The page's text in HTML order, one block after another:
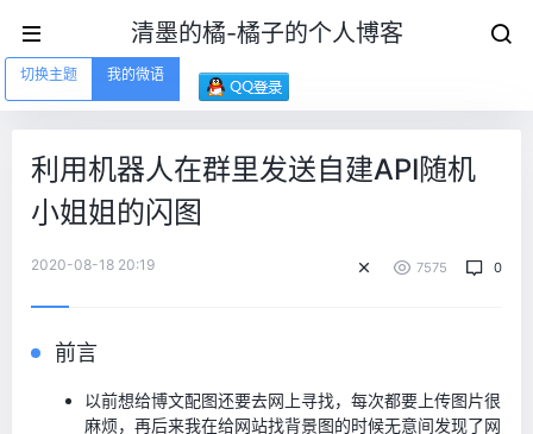
清墨的橘-橘子的个人博客
切换主题 我的微语
利用机器人在群里发送自建API随机
小姐姐的闪图
2020-08-18 20:19 7575 0
前言
以前想给博文配图还要去网上寻找，每次都要上传图片很
麻烦，再后来我在给网站找背景图的时候无意间发现了网